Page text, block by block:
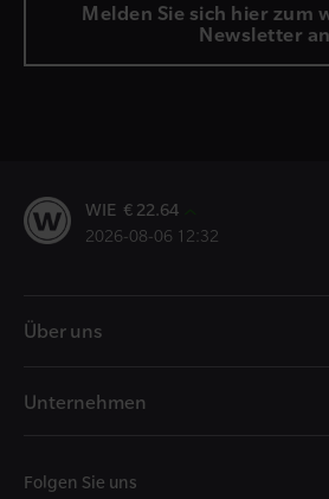
Melden Sie sich hier zum
Newsletter an
WIE € 22.64
2026-08-06 12:32
Über uns
Unternehmen
Folgen Sie uns